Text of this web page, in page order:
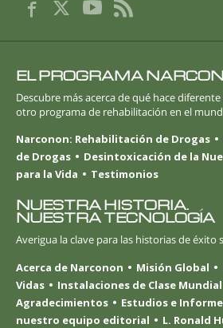
EL PROGRAMA
Descubre más acerca de qué hace
otro programa de rehabilitación en el
Narconon: Rehabilitación de Drogas
de Drogas
Desintoxicación de la
para la Vida
Testimonios
NUESTRA HISTORIA.
NUESTRA TECNOLOGÍA
Averigua la clave para las historias de éxito
Acerca de Narconon
Misión Global
Vidas
Instalaciones de Clase Mundial
Agradecimientos
Estudios e
nuestro equipo editorial
L. Ronald